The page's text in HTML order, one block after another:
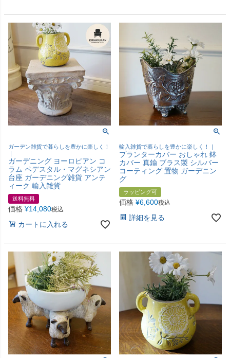
ガーデン雑貨で暮らしを豊かに楽しく！
｜
ガーデニング ヨーロピアン コ
ラム ペデスタル・マグネシアン
台座 ガーデニング雑貨 アンテ
ィーク 輸入雑貨
送料無料
価格 ¥14,080税込
カートに入れる
輸入雑貨で暮らしを豊かに楽しく！｜
プランターカバー おしゃれ 鉢
カバー 真鍮 ブラス製 シルバー
コーティング 置物 ガーデニン
グ
ラッピング可
価格 ¥6,600税込
詳細を見る